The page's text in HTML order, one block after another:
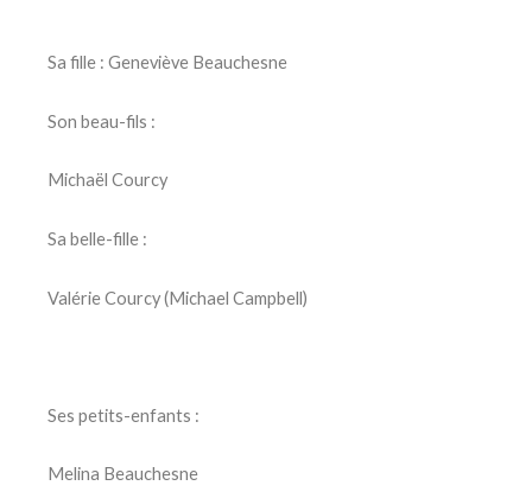
Sa fille : Geneviève Beauchesne
Son beau-fils :
Michaël Courcy
Sa belle-fille :
Valérie Courcy (Michael Campbell)
Ses petits-enfants :
Melina Beauchesne